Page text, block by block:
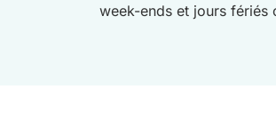
week-ends et jours fériés